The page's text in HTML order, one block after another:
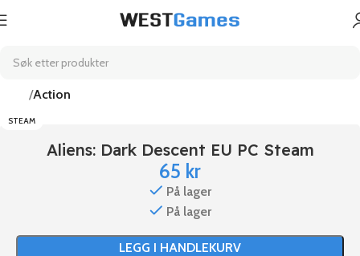
Action
STEAM
Aliens: Dark Descent EU PC Steam
65 kr
På lager
På lager
LEGG I HANDLEKURV